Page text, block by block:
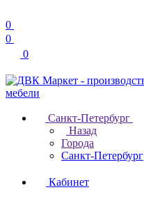
0
0
0
Санкт-Петербург
Назад
Города
Санкт-Петербург
Кабинет